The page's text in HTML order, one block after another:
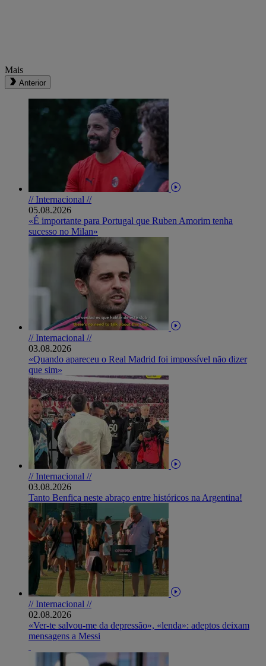
Mais
Anterior
// Internacional //
05.08.2026
«É importante para Portugal que Ruben Amorim tenha
sucesso no Milan»
// Internacional //
03.08.2026
«Quando apareceu o Real Madrid foi impossível não dizer
que sim»
// Internacional //
03.08.2026
Tanto Benfica neste abraço entre históricos na Argentina!
// Internacional //
02.08.2026
«Ver-te salvou-me da depressão», «lenda»: adeptos deixam
mensagens a Messi